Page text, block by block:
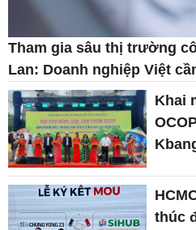
Tham gia sâu thị trường
Lan: Doanh nghiệp Việt
Khai
thúc